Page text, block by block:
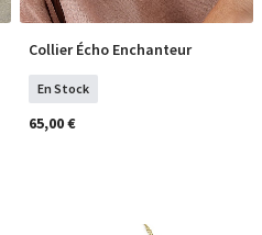
COMMANDER
Collier Écho Enchanteur
En Stock
65,00 €